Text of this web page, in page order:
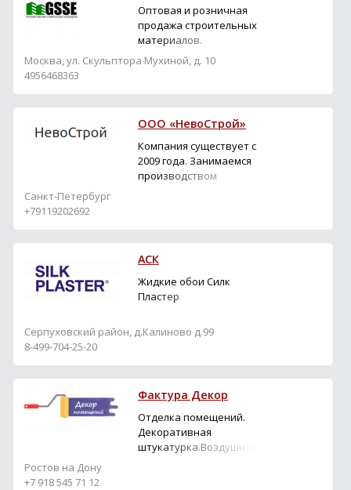
Оптовая и розничная
продажа строительных
материалов.
Лакокрасочные
материалы, краски и
воднодисперсионные, в/
д, акриловые,
силикатные,
силиконовые Parade,
Москва, ул. Скульптора Мухиной, д. 10
4956468363
ООО «НевоСтрой»
Компания существует с
2009 года. Занимаемся
производством
Санкт-Петербург
+79119202692
АСК
Жидкие обои Силк
Пластер
Серпуховский район, д.Калиново д.99
8-499-704-25-20
Фактура Декор
Отделка помещений.
Декоративная
штукатурка.Воздушное
Ростов на Дону
+7 918 545 71 12